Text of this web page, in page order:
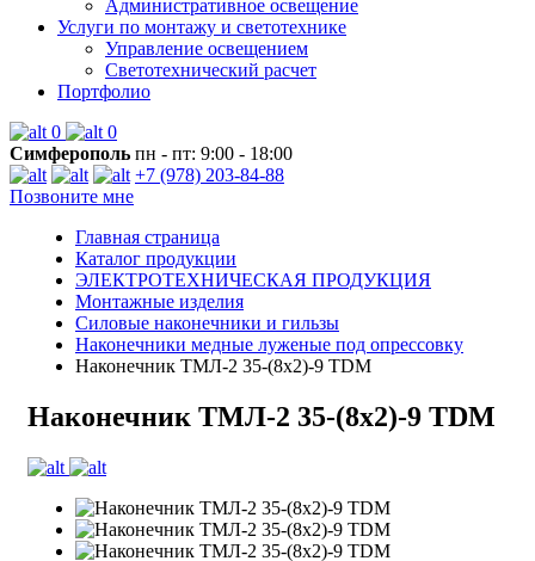
Административное освещение
Услуги по монтажу и светотехнике
Управление освещением
Светотехнический расчет
Портфолио
0
0
Симферополь пн - пт: 9:00 - 18:00
+7 (978) 203-84-88
Позвоните мне
Главная страница
Каталог продукции
ЭЛЕКТРОТЕХНИЧЕСКАЯ ПРОДУКЦИЯ
Монтажные изделия
Силовые наконечники и гильзы
Наконечники медные луженые под опрессовку
Наконечник ТМЛ-2 35-(8х2)-9 TDM
Наконечник ТМЛ-2 35-(8х2)-9 TDM